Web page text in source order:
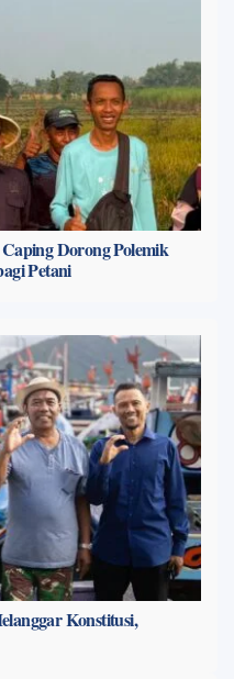
Dorong Polemik
Petani
Konstitusi,